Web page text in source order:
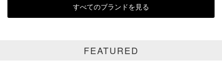
すべてのブランドを見る
FEATURED